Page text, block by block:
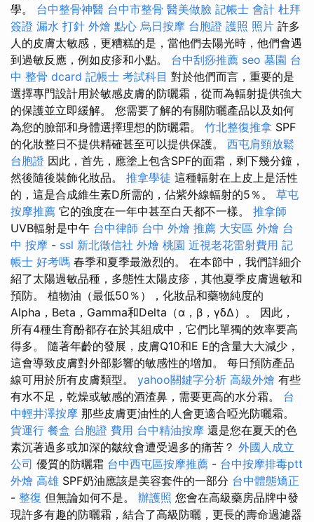
學。 台中整骨神醫 台中市整骨 醫美做臉 記帳士 會計 杜拜
簽證 漏水 打針 外燴 點心 烏日按摩 台胞證 護照 照片 許多
人的皮膚太敏感，更糟糕的是，當他們去陽光時，他們會遇
到過敏反應，例如皮疹和小點。 台中刮痧推薦 seo 墓園 台
中 整骨 dcard 記帳士 考試科目 對於他們而言，重要的是
選擇專門設計用於敏感皮膚的防曬霜，從而為輻射提供強大
的保護並立即緩解。 您需要了解的有關防曬產品以及如何
為您的臉部和身體選擇理想的防曬霜。 竹北整復推拿 SPF
的化妝整日不提供精確甚至可以提供保護。 西屯肩頸放鬆
台胞證 因此，首先，應塗上包含SPF的面霜，剩下幾分鐘，
然後隨後裝飾化妝品。 推拿學徒 這種輻射在上皮上是活性
的，這是合成維生素D所需的，佔紫外線輻射的5％。 草屯
按摩推薦 它的強度在一年中甚至白天都不一樣。 推拿師
UVB輻射是中午 台中律師 台中 外燴 推薦 大安區 外燴 台
中 按摩 - ssl 新北徵信社 外燴 桃園 近視老花雷射費用 記
帳士 好考嗎 春季和夏季最激烈的。 在本節中，我們詳細介
紹了太陽過敏品種，多態性太陽皮疹，其他夏季皮膚過敏和
預防。 植物油（最低50％），化妝品和藥物純度的
Alpha，Beta，Gamma和Delta（α，β，γδΔ）。 因此，
所有4種生育酚都存在於其組成中，它們比單獨的效率要高
得多。 隨著年齡的發展，皮膚Q10和E E的含量大大減少，
這會導致皮膚對外部影響的敏感性的增加。 每日預防產品
線可用於所有皮膚類型。 yahoo關鍵字分析 高級外燴 有些
有水不足，乾燥或敏感的酒渣鼻，需要更高的水分霜。 台
中輕井澤按摩 那些皮膚更油性的人會更適合啞光防曬霜。
貨運行 餐盒 台胞證 費用 台中精油按摩 還是您在夏天的色
素沉著過多或加深的皺紋會遭受過多的痛苦？ 外國人成立
公司 優質的防曬霜 台中西屯區按摩推薦 - 台中按摩排毒ptt
外燴 高雄 SPF奶油應該是美容套件的一部分 台中體態矯正
- 整復 但無論如何不是。 辦護照 您會在高級藥房品牌中發
現許多有趣的防曬霜，結合了高級防曬，更長的壽命過濾器